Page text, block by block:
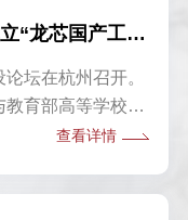
教育部电子信息教指委牵头成立“龙芯国产工业底座技术产教融合”创新联盟
坛在杭州召开。
育部高等学校电
简称“教育部电
该联盟的成立是
查看详情